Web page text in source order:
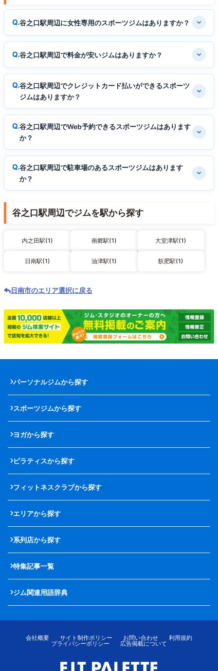
谷之口駅周辺に女性専用のスポーツジムはありますか？
谷之口駅周辺で料金が安いジムはありますか？
谷之口駅周辺でクレジットカード払いができるスポーツ
ジムはありますか？
谷之口駅周辺でWeb予約できるスポーツジムはあります
か？
谷之口駅周辺で駐車場のあるスポーツジムはあります
か？
谷之口駅周辺でジムを駅から探す
内之田駅(1) 南郷駅(1) 大堂津駅(1)
日南駅(1) 油津駅(1) 飫肥駅(1)
日南市のエリア選択に戻る
パーソナルジムから探す
スポーツジムから探す
ヨガから探す
ピラティスから探す
フィットネスクラブから探す
エリアから探す
系列店から探す
特集記事一覧
ジム関連用語辞典
会社概要 サイト制作ポリシー お問い合わせ
利用規約
プライバシーポリシー
広告掲載について